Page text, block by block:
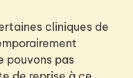
cliniques de
pouvons pas